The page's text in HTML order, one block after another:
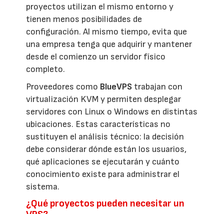
proyectos utilizan el mismo entorno y
tienen menos posibilidades de
configuración. Al mismo tiempo, evita que
una empresa tenga que adquirir y mantener
desde el comienzo un servidor físico
completo.
Proveedores como BlueVPS trabajan con
virtualización KVM y permiten desplegar
servidores con Linux o Windows en distintas
ubicaciones. Estas características no
sustituyen el análisis técnico: la decisión
debe considerar dónde están los usuarios,
qué aplicaciones se ejecutarán y cuánto
conocimiento existe para administrar el
sistema.
¿Qué proyectos pueden necesitar un